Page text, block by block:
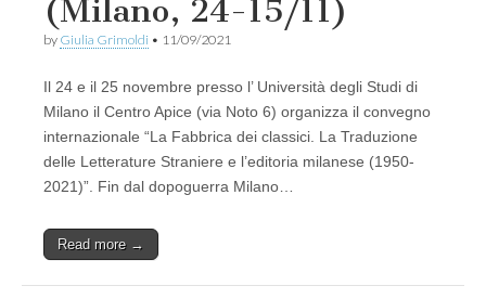
(Milano, 24-15/11)
by Giulia Grimoldi • 11/09/2021
Il 24 e il 25 novembre presso l’ Università degli Studi di
Milano il Centro Apice (via Noto 6) organizza il convegno
internazionale “La Fabbrica dei classici. La Traduzione
delle Letterature Straniere e l’editoria milanese (1950-
2021)”. Fin dal dopoguerra Milano…
Read more →